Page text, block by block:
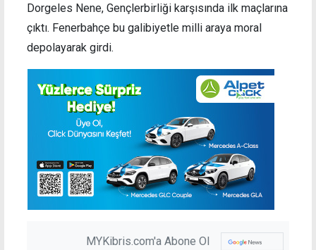
Dorgeles Nene, Gençlerbirliği karşısında ilk maçlarına
çıktı. Fenerbahçe bu galibiyetle milli araya moral
depolayarak girdi.
MYKibris.com'a Abone Ol